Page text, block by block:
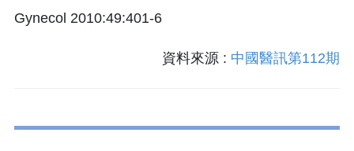
Gynecol 2010:49:401-6
資料來源 : 中國醫訊第112期